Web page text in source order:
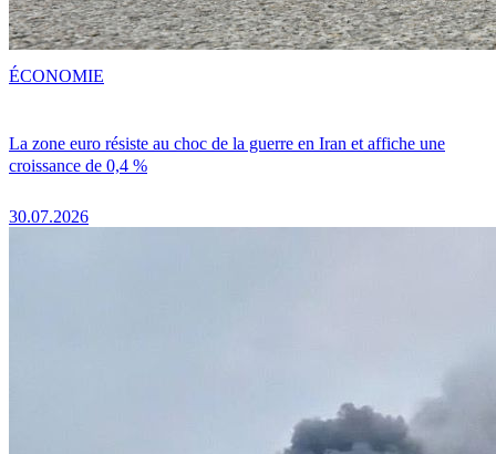
La zone euro résiste au choc de la guerre en Iran et affiche une
croissance de 0,4 %
30.07.2026
ÉCONOMIE